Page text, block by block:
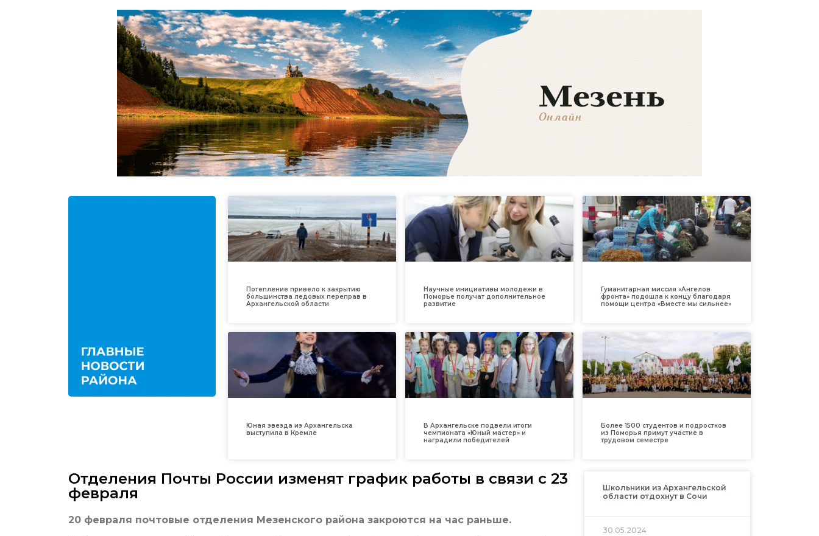
Потепление привело к закрытию
большинства ледовых переправ в
Архангельской области
Научные инициативы молодежи в
Поморье получат дополнительное
развитие
Гуманитарная миссия «Ангелов
фронта» подошла к концу благодаря
помощи центра «Вместе мы сильнее»
Юная звезда из Архангельска
выступила в Кремле
В Архангельске подвели итоги
чемпионата «Юный мастер» и
наградили победителей
Более 1500 студентов и подростков
из Поморья примут участие в
трудовом семестре
Отделения Почты России изменят график работы в связи с 23
февраля
20 февраля почтовые отделения Мезенского района закроются на час раньше.
Школьники из Архангельской
области отдохнут в Сочи
30.05.2024